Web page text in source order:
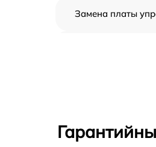
Замена платы